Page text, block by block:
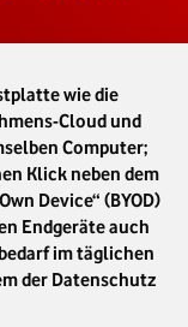
wie die
Cloud und
Computer;
Klick neben dem
Device“ (BYOD)
Endgeräte auch
im täglichen
der Datenschutz